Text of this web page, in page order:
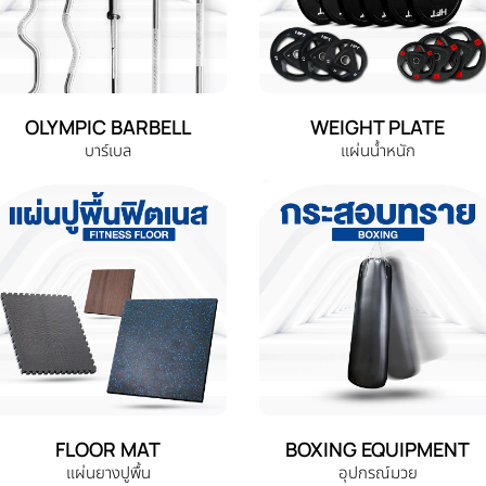
OLYMPIC BARBELL
บาร์เบล
WEIGHT PLATE
แผ่นน้ำหนัก
FLOOR MAT
แผ่นยางปูพื้น
BOXING EQUIPMENT
อุปกรณ์มวย